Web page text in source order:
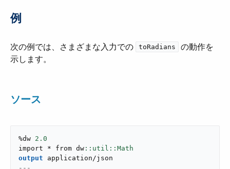
例
次の例では、さまざまな入力での ​ toRadians
​ の動作を
示します。
ソース
%dw 2.0
import * from dw
output
application/json